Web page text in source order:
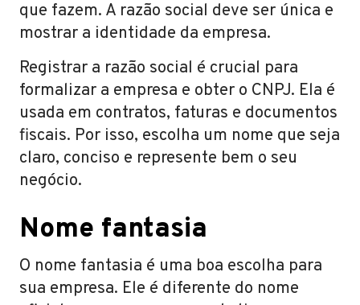
que fazem. A razão social deve ser única e
mostrar a identidade da empresa.
Registrar a razão social é crucial para
formalizar a empresa e obter o CNPJ. Ela é
usada em contratos, faturas e documentos
fiscais. Por isso, escolha um nome que seja
claro, conciso e represente bem o seu
negócio.
Nome fantasia
O nome fantasia é uma boa escolha para
sua empresa. Ele é diferente do nome